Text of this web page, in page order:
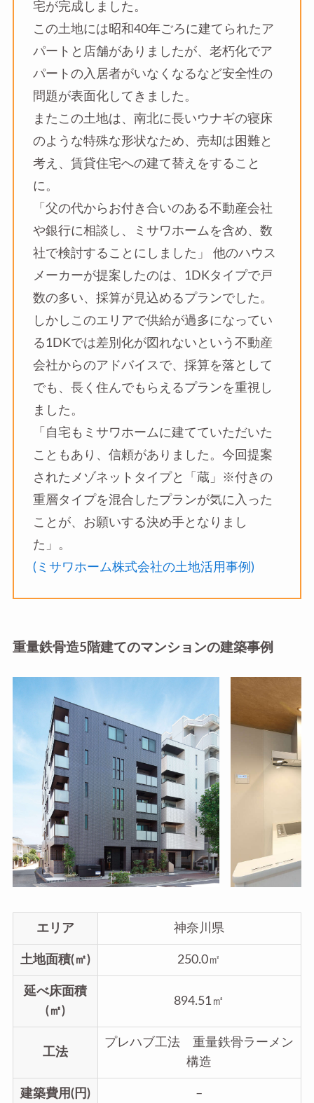
宅が完成しました。
この土地には昭和40年ごろに建てられたア
パートと店舗がありましたが、老朽化でア
パートの入居者がいなくなるなど安全性の
問題が表面化してきました。
またこの土地は、南北に長いウナギの寝床
のような特殊な形状なため、売却は困難と
考え、賃貸住宅への建て替えをすること
に。
「父の代からお付き合いのある不動産会社
や銀行に相談し、ミサワホームを含め、数
社で検討することにしました」 他のハウス
メーカーが提案したのは、1DKタイプで戸
数の多い、採算が見込めるプランでした。
しかしこのエリアで供給が過多になってい
る1DKでは差別化が図れないという不動産
会社からのアドバイスで、採算を落として
でも、長く住んでもらえるプランを重視し
ました。
「自宅もミサワホームに建てていただいた
こともあり、信頼がありました。今回提案
されたメゾネットタイプと「蔵」※付きの
重層タイプを混合したプランが気に入った
ことが、お願いする決め手となりまし
た」。
(ミサワホーム株式会社の土地活用事例)
重量鉄骨造5階建てのマンションの建築事例
エリア 神奈川県
土地面積(㎡) 250.0㎡
延べ床面積
(㎡)
894.51㎡
工法
プレハブ工法 重量鉄骨ラーメン
構造
建築費用(円) –